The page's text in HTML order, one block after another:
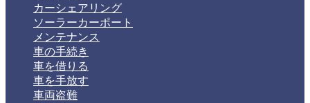
カーシェアリング
ソーラーカーポート
メンテナンス
車の手続き
車を借りる
車を手放す
車両盗難